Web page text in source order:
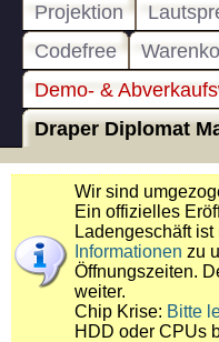
Projektion
Codefree
Demo- &
Draper Diplomat
Wir sind
Ein offizielles
Ladengeschäft
Informationen zu
Öffnungszeiten.
weiter.
Chip Krise: Bitte
HDD oder CPUs